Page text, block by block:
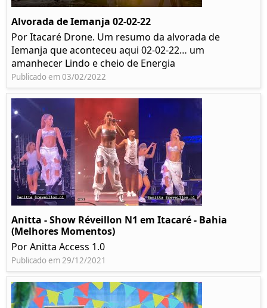
Alvorada de Iemanja 02-02-22
Por Itacaré Drone. Um resumo da alvorada de
Iemanja que aconteceu aqui 02-02-22… um
amanhecer Lindo e cheio de Energia
Publicado em 03/02/2022
Anitta - Show Réveillon N1 em Itacaré - Bahia
(Melhores Momentos)
Por Anitta Access 1.0
Publicado em 29/12/2021